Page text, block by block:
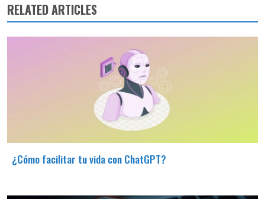
RELATED ARTICLES
¿Cómo facilitar tu vida con ChatGPT?